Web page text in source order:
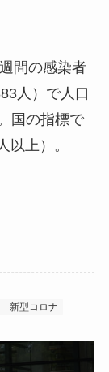
間の感染者
人）で人口
国の指標で
上）。
新型コロナ